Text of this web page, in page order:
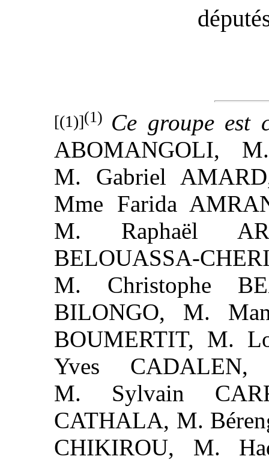
[(1)](1) Ce groupe est
ABOMANGOLI,
M. Gabriel
Mme Farida
M. Raphaël
BELOUASSA-
M. Christophe
BILONGO, M.
BOUMERTIT, M.
Yves
M. Sylvain
CATHALA, M.
CHIKIROU, M.